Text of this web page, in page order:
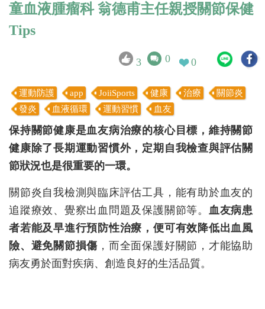
童血液腫瘤科 翁德甫主任親授關節保健
Tips
3 0 0
運動防護 app JoiiSports 健康 治療
關節炎
發炎
血液循環 運動習慣 血友
保持關節健康是血友病治療的核心目標，維持關節
健康除了長期運動習慣外，定期自我檢查與評估關
節狀況也是很重要的一環。
關節炎自我檢測與臨床評估工具，能有助於血友的
追蹤療效、覺察出血問題及保護關節等。 血友病患
者若能及早進行預防性治療，便可有效降低出血風
險、避免關節損傷 ，而全面保護好關節，才能協助
病友勇於面對疾病、創造良好的生活品質。